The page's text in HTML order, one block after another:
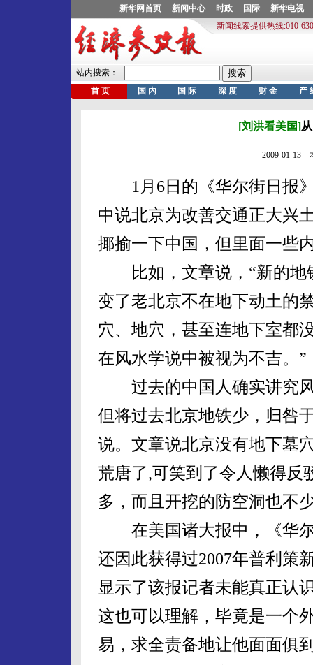
[刘洪看美国]
2009-01-13
1月6日的《华尔街日报》
中说北京为改善交通正大兴
揶揄一下中国，但里面一些
比如，文章说，“新的地
变了老北京不在地下动土的
穴、地穴，甚至连地下室都
在风水学说中被视为不吉。”
过去的中国人确实讲究风
但将过去北京地铁少，归咎
说。文章说北京没有地下墓
荒唐了,可笑到了令人懒得反
多，而且开挖的防空洞也不
在美国诸大报中，《华尔
还因此获得过2007年普利策
显示了该报记者未能真正认
这也可以理解，毕竟是一个
易，求全责备地让他面面俱